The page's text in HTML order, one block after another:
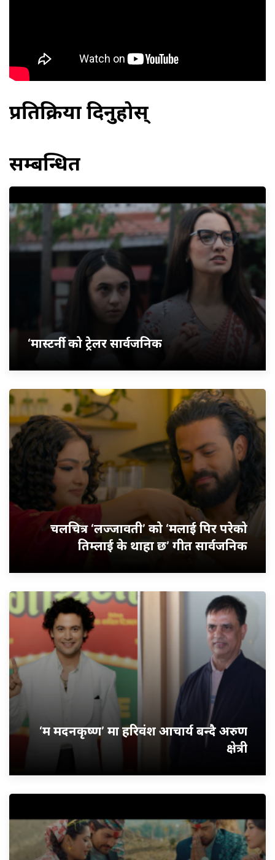
प्रतिक्रिया दिनुहोस्
सम्बन्धित
‘मास्टर्नी’ को ट्रेलर सार्वजनिक
चलचित्र ‘लज्जावती’ को ‘मलाई पिर परेको
तिम्लाई के थाहा छ’ गीत सार्वजनिक
‘म मदनकृष्ण’ मा हरिवंश आचार्य बन्दै अरुण
क्षेत्री